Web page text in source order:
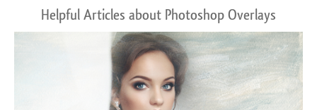
Helpful Articles about Photoshop Overlays